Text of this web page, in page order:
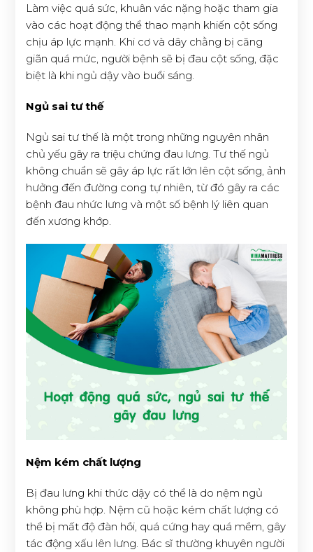
Làm việc quá sức, khuân vác nặng hoặc tham gia
vào các hoạt động thể thao mạnh khiến cột sống
chịu áp lực mạnh. Khi cơ và dây chằng bị căng
giãn quá mức, người bệnh sẽ bị đau cột sống, đặc
biệt là khi ngủ dậy vào buổi sáng.
Ngủ sai tư thế
Ngủ sai tư thế là một trong những nguyên nhân
chủ yếu gây ra triệu chứng đau lưng. Tư thế ngủ
không chuẩn sẽ gây áp lực rất lớn lên cột sống, ảnh
hưởng đến đường cong tự nhiên, từ đó gây ra các
bệnh đau nhức lưng và một số bệnh lý liên quan
đến xương khớp.
Nệm kém chất lượng
Bị đau lưng khi thức dậy có thể là do nệm ngủ
không phù hợp. Nệm cũ hoặc kém chất lượng có
thể bị mất độ đàn hồi, quá cứng hay quá mềm, gây
tác động xấu lên lưng. Bác sĩ thường khuyên người